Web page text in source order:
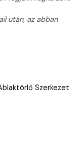
után, az abban
Szerkezet